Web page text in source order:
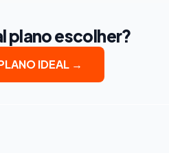
plano escolher?
IDEAL →